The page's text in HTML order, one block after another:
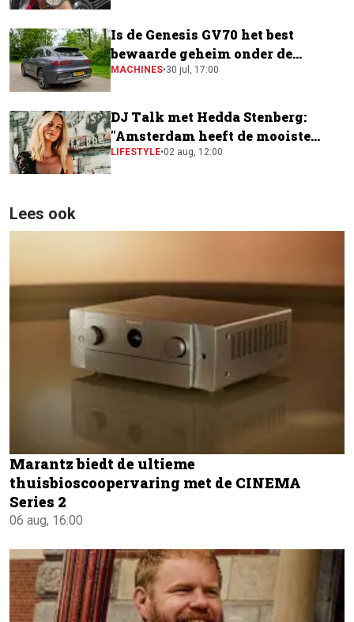
Is de Genesis GV70 het best
bewaarde geheim onder de
elektrische SUV's?
MACHINES•30 jul, 17:00
DJ Talk met Hedda Stenberg:
"Amsterdam heeft de mooiste
festivalscene van Europa"
LIFESTYLE•02 aug, 12:00
Lees ook
Marantz biedt de ultieme
thuisbioscoopervaring met de CINEMA
Series 2
06 aug, 16:00